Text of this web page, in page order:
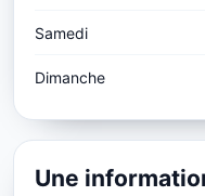
Samedi
Dimanche
Une